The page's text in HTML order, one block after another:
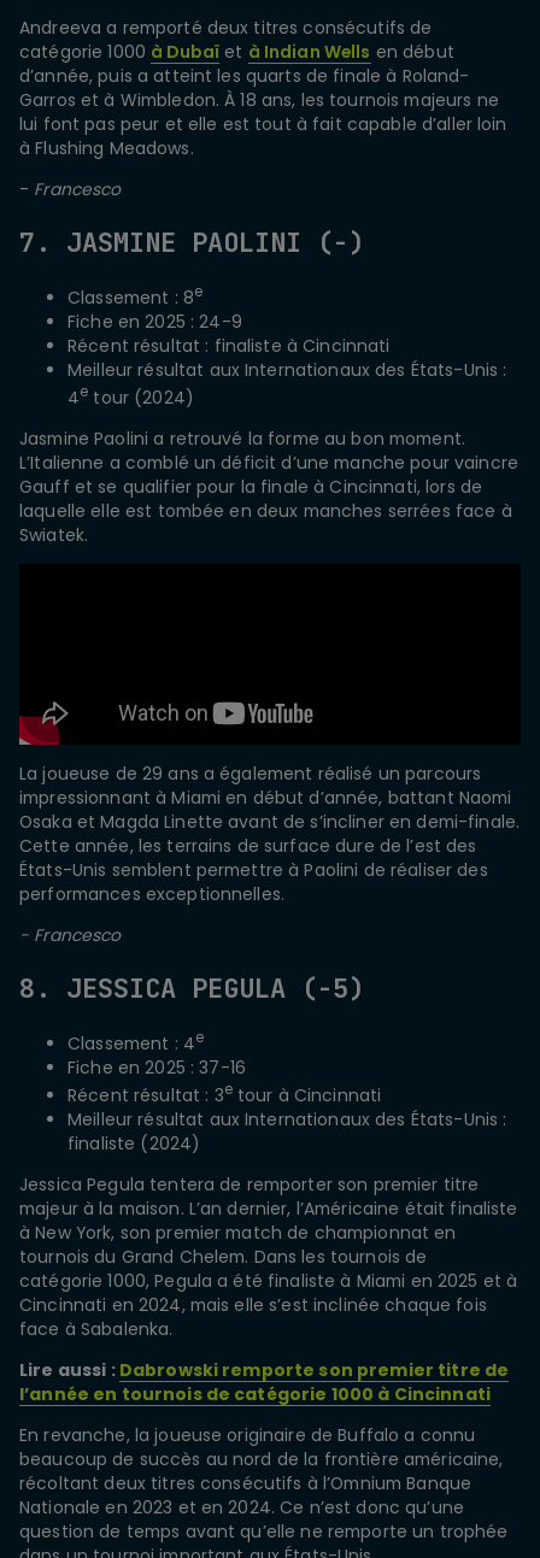
Andreeva a remporté deux titres consécutifs de
catégorie 1000 à Dubaï et à Indian Wells en début
d’année, puis a atteint les quarts de finale à Roland-
Garros et à Wimbledon. À 18 ans, les tournois majeurs ne
lui font pas peur et elle est tout à fait capable d’aller loin
à Flushing Meadows.
- Francesco
7. JASMINE PAOLINI (-)
Classement : 8e
Fiche en 2025 : 24-9
Récent résultat : finaliste à Cincinnati
Meilleur résultat aux Internationaux des États-Unis :
4e tour (2024)
Jasmine Paolini a retrouvé la forme au bon moment.
L’Italienne a comblé un déficit d’une manche pour vaincre
Gauff et se qualifier pour la finale à Cincinnati, lors de
laquelle elle est tombée en deux manches serrées face à
Swiatek.
La joueuse de 29 ans a également réalisé un parcours
impressionnant à Miami en début d’année, battant Naomi
Osaka et Magda Linette avant de s’incliner en demi-finale.
Cette année, les terrains de surface dure de l’est des
États-Unis semblent permettre à Paolini de réaliser des
performances exceptionnelles.
- Francesco
8. JESSICA PEGULA (-5)
Classement : 4e
Fiche en 2025 : 37-16
Récent résultat : 3etour à Cincinnati
Meilleur résultat aux Internationaux des États-Unis :
finaliste (2024)
Jessica Pegula tentera de remporter son premier titre
majeur à la maison. L’an dernier, l’Américaine était finaliste
à New York, son premier match de championnat en
tournois du Grand Chelem. Dans les tournois de
catégorie 1000, Pegula a été finaliste à Miami en 2025 et à
Cincinnati en 2024, mais elle s’est inclinée chaque fois
face à Sabalenka.
Lire aussi : Dabrowski remporte son premier titre de
l’année en tournois de catégorie 1000 à Cincinnati
En revanche, la joueuse originaire de Buffalo a connu
beaucoup de succès au nord de la frontière américaine,
récoltant deux titres consécutifs à l’Omnium Banque
Nationale en 2023 et en 2024. Ce n’est donc qu’une
question de temps avant qu’elle ne remporte un trophée